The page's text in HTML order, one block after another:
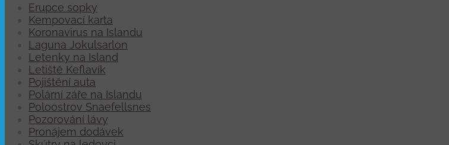
Erupce sopky
Kempovací karta
Koronavirus na Islandu
Laguna Jokulsarlon
Letenky na Island
Letiště Keflavík
Pojištění auta
Polární záře na Islandu
Poloostrov Snaefellsnes
Pozorování lávy
Pronájem dodávek